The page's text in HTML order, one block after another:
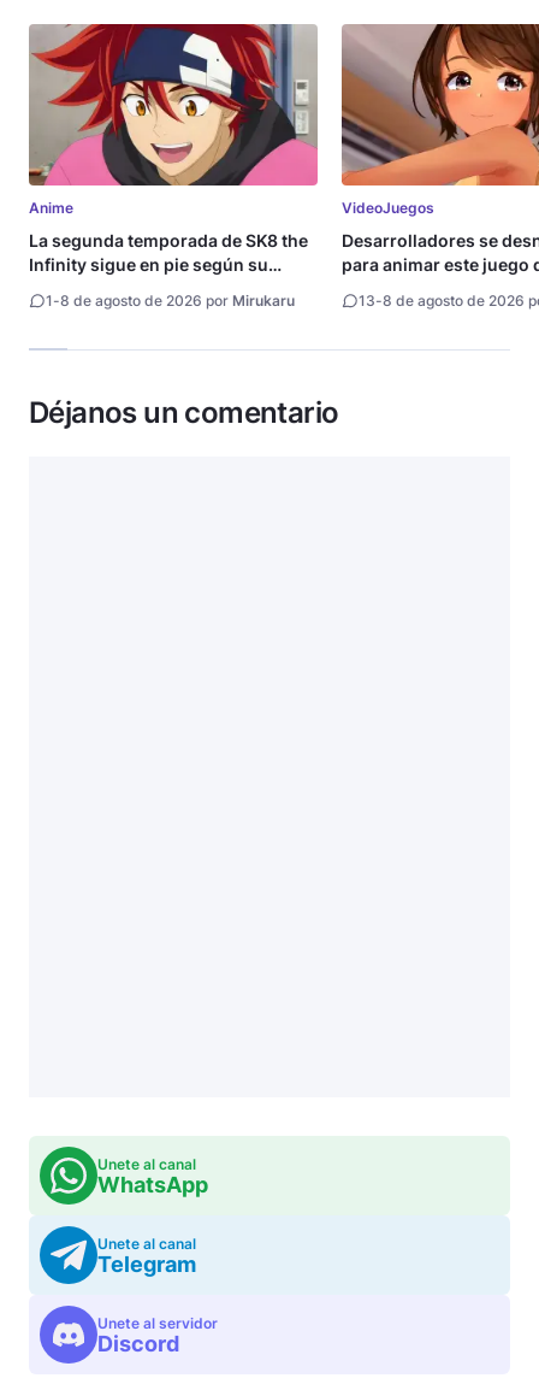
Anime
La segunda temporada de SK8 the
Infinity sigue en pie según su
1-8 de agosto de 2026 por Mirukaru
VideoJuegos
Desarrolladores se
para animar este juego
13-8 de agosto de 2026
Déjanos un comentario
Unete al canal
WhatsApp
Unete al canal
Telegram
Unete al servidor
Discord